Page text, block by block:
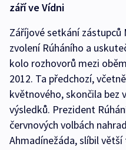
září ve Vídni
Záříjové setkání zástupců
zvolení Rúháního a
kolo rozhovorů mezi
2012. Ta předchozí,
květnového, skončila bez
výsledků. Prezident
červnových volbách
Ahmadínežáda, slíbil